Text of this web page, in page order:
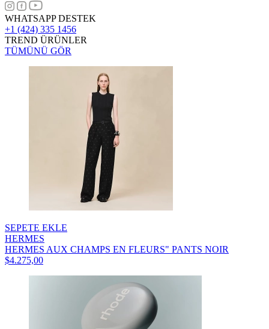
WHATSAPP DESTEK
+1 (424) 335 1456
TREND ÜRÜNLER
TÜMÜNÜ GÖR
SEPETE EKLE
HERMES
HERMES AUX CHAMPS EN FLEURS" PANTS NOIR
$4.275,00